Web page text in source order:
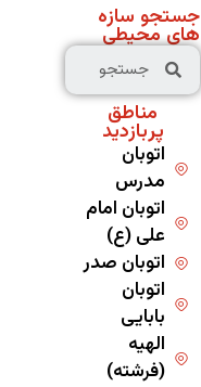
جستجو سازه
های محیطی
مناطق
پربازدید
اتوبان
مدرس
اتوبان امام
علی (ع)
اتوبان صدر
اتوبان
بابایی
الهیه
(فرشته)